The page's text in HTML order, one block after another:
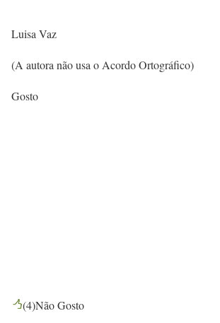
Luisa Vaz
(A autora não usa o Acordo Ortográfico)
Gosto
(4)Não Gosto